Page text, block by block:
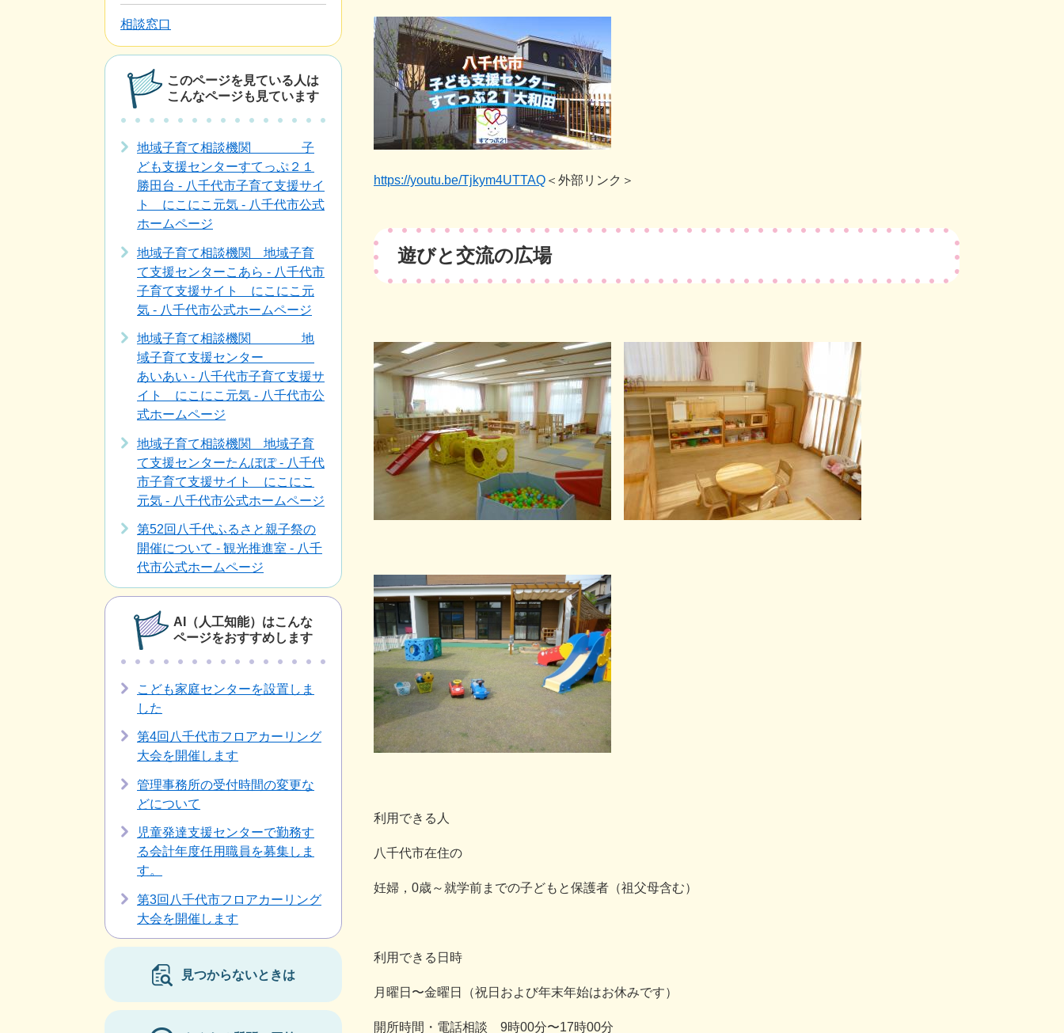
https://youtu.be/Tjkym4UTTAQ ＜外部リンク＞
遊びと交流の広場
利用できる人
八千代市在住の
妊婦，0歳～就学前までの子どもと保護者（祖父母含む）
利用できる日時
月曜日〜金曜日（祝日および年末年始はお休みです）
開所時間・電話相談 9時00分〜17時00分
相談窓口
このページを見ている人は
こんなページも見ています
地域子育て相談機関 子
ども支援センターすてっぷ２１
勝田台 - 八千代市子育て支援サイ
ト にこにこ元気 - 八千代市公式
ホームページ
地域子育て相談機関 地域子育
て支援センターこあら - 八千代市
子育て支援サイト にこにこ元
気 - 八千代市公式ホームページ
地域子育て相談機関 地
域子育て支援センター
あいあい - 八千代市子育て支援サ
イト にこにこ元気 - 八千代市公
式ホームページ
地域子育て相談機関 地域子育
て支援センターたんぽぽ - 八千代
市子育て支援サイト にこにこ
元気 - 八千代市公式ホームページ
第52回八千代ふるさと親子祭の
開催について - 観光推進室 - 八千
代市公式ホームページ
AI（人工知能）はこんな
ページをおすすめします
こども家庭センターを設置しま
した
第4回八千代市フロアカーリング
大会を開催します
管理事務所の受付時間の変更な
どについて
児童発達支援センターで勤務す
る会計年度任用職員を募集しま
す。
第3回八千代市フロアカーリング
大会を開催します
見つからないときは